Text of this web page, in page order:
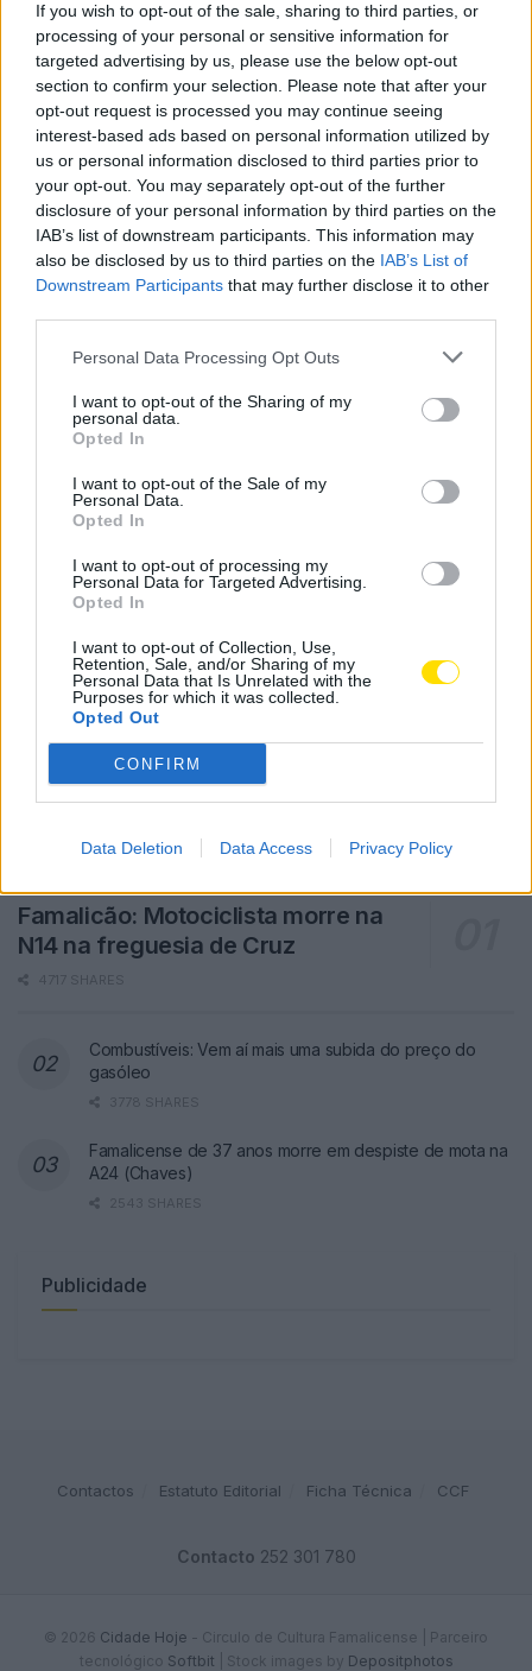
If you wish to opt-out of the sale, sharing to third parties, or
processing of your personal or sensitive information for
targeted advertising by us, please use the below opt-out
section to confirm your selection. Please note that after your
opt-out request is processed you may continue seeing
interest-based ads based on personal information utilized by
us or personal information disclosed to third parties prior to
your opt-out. You may separately opt-out of the further
disclosure of your personal information by third parties on the
IAB’s list of downstream participants. This information may
also be disclosed by us to third parties on the IAB’s List of
Downstream Participants that may further disclose it to other
Personal Data Processing Opt Outs
I want to opt-out of the Sharing of my
personal data.
Opted In
I want to opt-out of the Sale of my
Personal Data.
Opted In
I want to opt-out of processing my
Personal Data for Targeted Advertising.
Opted In
I want to opt-out of Collection, Use,
Retention, Sale, and/or Sharing of my
Personal Data that Is Unrelated with the
Purposes for which it was collected.
Opted Out
CONFIRM
Data Deletion Data Access Privacy Policy
PSD de Famalicão assume derrota nas
legislativas, mas reafirma empenho em
fortalecer o partido no concelho
CIDADE HOJE 21 DE FEVEREIRO, 2022 0
Famalicão: Fernando Costa é Conselheiro
Nacional do PSD
CIDADE HOJE 20 DE DEZEMBRO, 2021 0
Coligação “Mais Ação, Mais Famalicão”
assumiu destinos do concelho há 20 anos
Notícias Populares
Famalicão: Motociclista morre na
N14 na freguesia de Cruz
4717 SHARES
Combustíveis: Vem aí mais uma subida do preço do
gasóleo
3778 SHARES
Famalicense de 37 anos morre em despiste de mota na
A24 (Chaves)
2543 SHARES
Publicidade
Contactos Estatuto Editorial Ficha Técnica CCF
Contacto 252 301 780
© 2026 Cidade Hoje - Circulo de Cultura Famalicense | Parceiro
tecnológico Softbit Stock images by Depositphotos